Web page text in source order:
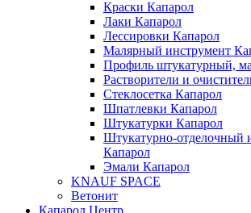
Краски Капарол
Лаки Капарол
Лессировки Капарол
Малярный инструмент
Профиль штукатурный,
Растворители и
Cтеклосетка Капарол
Шпатлевки Капарол
Штукатурки Капарол
Штукатурно-отделочный
Капарол
Эмали Капарол
KNAUF SPACE
Ветонит
Капарол Центр